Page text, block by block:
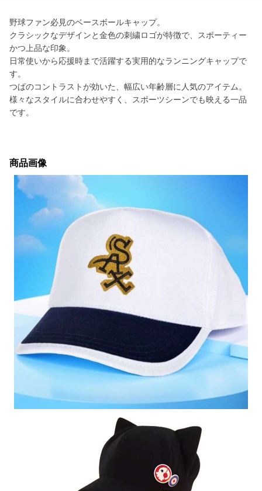
野球ファン必見のベースボールキャップ。
クラシックなデザインと金色の刺繍ロゴが特徴で、スポーティー
かつ上品な印象。
日常使いから応援時まで活躍する実用的なランニングキャップで
す。
つばのコントラストが効いた、幅広い年齢層に人気のアイテム。
様々なスタイルに合わせやすく、スポーツシーンでも映える一品
です。
商品画像